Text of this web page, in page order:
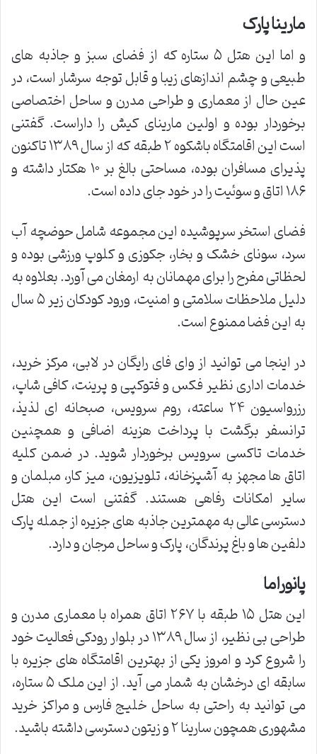
مارینا پارک
و اما این هتل ۵ ستاره که از فضای سبز و جاذبه های
طبیعی و چشم اندازهای زیبا و قابل توجه سرشار است، در
عین حال از معماری و طراحی مدرن و ساحل اختصاصی
برخوردار بوده و اولین مارینای کیش را داراست. گفتنی
است این اقامتگاه باشکوه ۲ طبقه که از سال ۱۳۸۹ تاکنون
پذیرای مسافران بوده، مساحتی بالغ بر ۱۰ هکتار داشته و
۱۸۶ اتاق و سوئیت را در خود جای داده است.
فضای استخر سرپوشیده این مجموعه شامل حوضچه آب
سرد، سونای خشک و بخار، جکوزی و کلوپ ورزشی بوده و
لحظاتی مفرح را برای مهمانان به ارمغان می آورد. بعلاوه به
دلیل ملاحظات سلامتی و امنیت، ورود کودکان زیر ۵ سال
به این فضا ممنوع است.
در اینجا می توانید از وای فای رایگان در لابی، مرکز خرید،
خدمات اداری نظیر فکس و فتوکپی و پرینت، کافی شاپ،
رزرواسیون ۲۴ ساعته، روم سرویس، صبحانه ای لذیذ،
ترانسفر برگشت با پرداخت هزینه اضافی و همچنین
خدمات تاکسی سرویس برخوردار شوید. در ضمن کلیه
اتاق ها مجهز به آشپزخانه، تلویزیون، میز کار، مبلمان و
سایر امکانات رفاهی هستند. گفتنی است این هتل
دسترسی عالی به مهمترین جاذبه های جزیره از جمله پارک
دلفین ها و باغ پرندگان، پارک و ساحل مرجان و دارد.
پانوراما
این هتل ۱۵ طبقه با ۲۶۷ اتاق همراه با معماری مدرن و
طراحی بی نظیر، از سال ۱۳۸۹ در بلوار رودکی فعالیت خود
را شروع کرد و امروز یکی از بهترین اقامتگاه های جزیره با
سابقه ای درخشان به شمار می آید. از این ملک ۵ ستاره،
می توانید به راحتی به ساحل خلیج فارس و مراکز خرید
مشهوری همچون سارینا ۲ و زیتون دسترسی داشته باشید.